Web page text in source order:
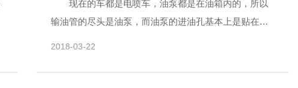
现在的车都是电喷车，油泵都是在油箱内的，所以
输油管的尽头是油泵，而油泵的进油孔基本上是贴在油
2018-03-22